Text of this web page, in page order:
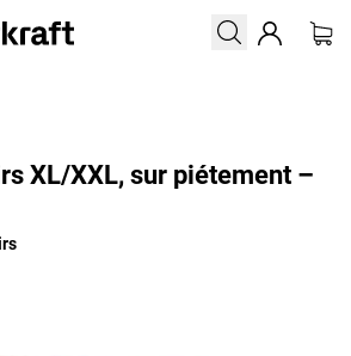
XL/XXL, sur piétement –